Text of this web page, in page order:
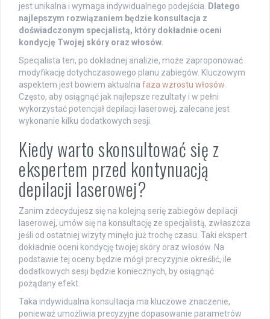
jest unikalna i wymaga indywidualnego podejścia.
Dlatego
najlepszym rozwiązaniem będzie konsultacja z
doświadczonym specjalistą, który dokładnie oceni
kondycję Twojej skóry oraz włosów.
Specjalista ten, po dokładnej analizie, może zaproponować
modyfikację dotychczasowego planu zabiegów. Kluczowym
aspektem jest bowiem aktualna faza wzrostu włosów
Często, aby osiągnąć jak najlepsze rezultaty i w pełni
wykorzystać potencjał depilacji laserowej, zalecane jest
wykonanie kilku dodatkowych sesji.
Kiedy warto skonsultować się z
ekspertem przed kontynuacją
depilacji laserowej?
Zanim zdecydujesz się na kolejną serię zabiegów depilacji
laserowej, umów się na konsultację ze specjalistą, zwłaszcza
jeśli od ostatniej wizyty minęło już trochę czasu. Taki ekspert
dokładnie oceni kondycję twojej skóry oraz włosów. Na
podstawie tej oceny będzie mógł precyzyjnie określić, ile
dodatkowych sesji będzie koniecznych, by osiągnąć
pożądany efekt.
Taka indywidualna konsultacja ma kluczowe znaczenie,
ponieważ umożliwia precyzyjne dopasowanie parametrów